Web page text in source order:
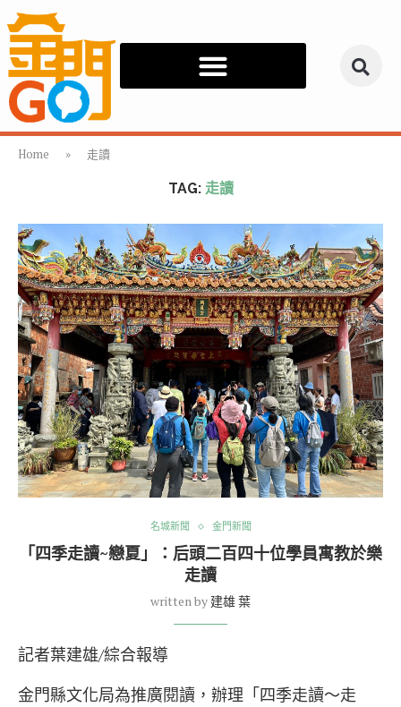
Home » 走讀
TAG: 走讀
名城新聞 金門新聞
「四季走讀~戀夏」：后頭二百四十位學員寓教於樂
走讀
written by 建雄 葉
記者葉建雄/綜合報導
金門縣文化局為推廣閱讀，辦理「四季走讀～走